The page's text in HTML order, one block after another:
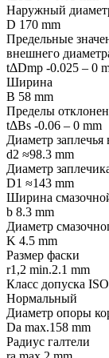
Наружный
D 170 mm
Предельные
внешнего
tΔDmp -0.025 – 0
Ширина
B 58 mm
Пределы
tΔBs -0.06 – 0 mm
Диаметр заплечья
d2 ≈98.3 mm
Диаметр
D1 ≈143 mm
Ширина
b 8.3 mm
Диаметр
K 4.5 mm
Размер фаски
r1,2 min.2.1 mm
Класс допуска
Нормальный
Диаметр опоры
Da max.158 mm
Радиус галтели